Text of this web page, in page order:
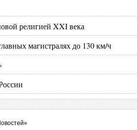
религией XXI века
магистралях до 130 км/ч